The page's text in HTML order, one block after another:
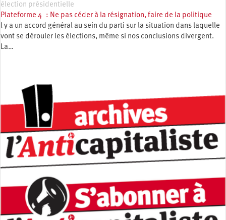
élection présidentielle
Plateforme 4 : Ne pas céder à la résignation, faire de la politique
l y a un accord général au sein du parti sur la situation dans laquelle
vont se dérouler les élections, même si nos conclusions divergent.
La…